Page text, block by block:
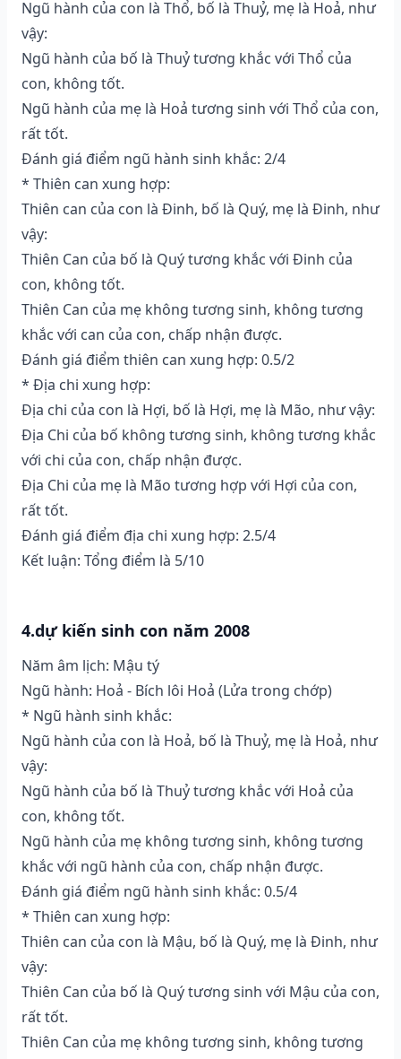
Ngũ hành của con là Thổ, bố là Thuỷ, mẹ là Hoả, như
vậy:
Ngũ hành của bố là Thuỷ tương khắc với Thổ của
con, không tốt.
Ngũ hành của mẹ là Hoả tương sinh với Thổ của con,
rất tốt.
Đánh giá điểm ngũ hành sinh khắc: 2/4
* Thiên can xung hợp:
Thiên can của con là Đinh, bố là Quý, mẹ là Đinh, như
vậy:
Thiên Can của bố là Quý tương khắc với Đinh của
con, không tốt.
Thiên Can của mẹ không tương sinh, không tương
khắc với can của con, chấp nhận được.
Đánh giá điểm thiên can xung hợp: 0.5/2
* Địa chi xung hợp:
Địa chi của con là Hợi, bố là Hợi, mẹ là Mão, như vậy:
Địa Chi của bố không tương sinh, không tương khắc
với chi của con, chấp nhận được.
Địa Chi của mẹ là Mão tương hợp với Hợi của con,
rất tốt.
Đánh giá điểm địa chi xung hợp: 2.5/4
Kết luận: Tổng điểm là 5/10
4.dự kiến sinh con năm 2008
Năm âm lịch: Mậu tý
Ngũ hành: Hoả - Bích lôi Hoả (Lửa trong chớp)
* Ngũ hành sinh khắc:
Ngũ hành của con là Hoả, bố là Thuỷ, mẹ là Hoả, như
vậy:
Ngũ hành của bố là Thuỷ tương khắc với Hoả của
con, không tốt.
Ngũ hành của mẹ không tương sinh, không tương
khắc với ngũ hành của con, chấp nhận được.
Đánh giá điểm ngũ hành sinh khắc: 0.5/4
* Thiên can xung hợp:
Thiên can của con là Mậu, bố là Quý, mẹ là Đinh, như
vậy:
Thiên Can của bố là Quý tương sinh với Mậu của con,
rất tốt.
Thiên Can của mẹ không tương sinh, không tương